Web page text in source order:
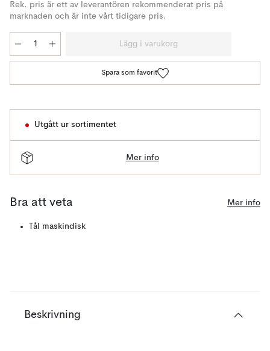
Rek. pris är ett av leverantören rekommenderat pris på
marknaden och är inte vårt tidigare pris.
Lägg i varukorg
Spara som favorit
Utgått ur sortimentet
Mer info
Bra att veta Mer info
Tål maskindisk
Beskrivning